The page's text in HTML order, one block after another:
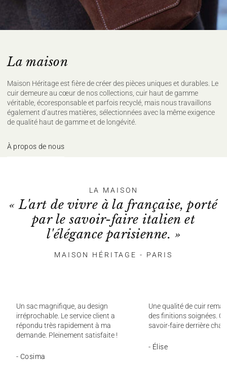
La maison
Maison Héritage est fière de créer des pièces uniques et durables. Le
cuir demeure au cœur de nos collections, cuir haut de gamme
véritable, écoresponsable et parfois recyclé, mais nous travaillons
également d’autres matières, sélectionnées avec la même exigence
de qualité haut de gamme et de longévité.
À propos de nous
LA MAISON
« L'art de vivre à la française, porté
par le savoir-faire italien et
l'élégance parisienne. »
MAISON HÉRITAGE - PARIS
Un sac magnifique, au design
irréprochable. Le service client a
répondu très rapidement à ma
demande. Pleinement satisfaite !
- Cosima
Une qualité de cuir
des finitions soignées.
savoir-faire derrière
- Élise